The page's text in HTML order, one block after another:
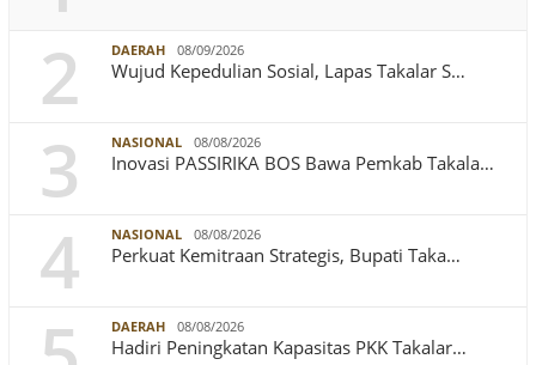
2 DAERAH 08/09/2026
Wujud Kepedulian Sosial, Lapas Takalar S…
3 NASIONAL 08/08/2026
Inovasi PASSIRIKA BOS Bawa Pemkab Takala…
4 NASIONAL 08/08/2026
Perkuat Kemitraan Strategis, Bupati Taka…
DAERAH 08/08/2026
Hadiri Peningkatan Kapasitas PKK Takalar…